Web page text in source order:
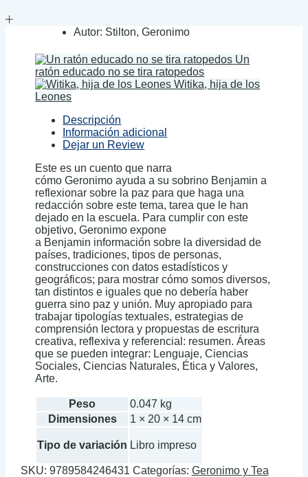
Autor: Stilton, Geronimo
Un
ratón educado no se tira ratopedos
Witika, hija de los
Leones
Descripción
Información adicional
Dejar un Review
Este es un cuento que narra
cómo Geronimo ayuda a su sobrino Benjamin a
reflexionar sobre la paz para que haga una
redacción sobre este tema, tarea que le han
dejado en la escuela. Para cumplir con este
objetivo, Geronimo expone
a Benjamin información sobre la diversidad de
países, tradiciones, tipos de personas,
construcciones con datos estadísticos y
geográficos; para mostrar cómo somos diversos,
tan distintos e iguales que no debería haber
guerra sino paz y unión. Muy apropiado para
trabajar tipologías textuales, estrategias de
comprensión lectora y propuestas de escritura
creativa, reflexiva y referencial: resumen. Áreas
que se pueden integrar: Lenguaje, Ciencias
Sociales, Ciencias Naturales, Ética y Valores,
Arte.
Peso
0.047 kg
Dimensiones
1 × 20 × 14 cm
Tipo de variación Libro impreso
SKU: 9789584246431 Categorías: Geronimo y Tea